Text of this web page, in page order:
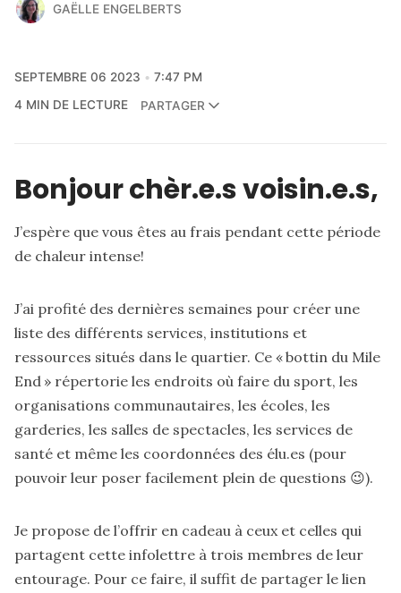
GAËLLE ENGELBERTS
SEPTEMBRE 06 2023
7:47 PM
4 MIN DE LECTURE
PARTAGER
Bonjour chèr.e.s voisin.e.s,
J’espère que vous êtes au frais pendant cette période
de chaleur intense!
J’ai profité des dernières semaines pour créer une
liste des différents services, institutions et
ressources situés dans le quartier. Ce « bottin du Mile
End » répertorie les endroits où faire du sport, les
organisations communautaires, les écoles, les
garderies, les salles de spectacles, les services de
santé et même les coordonnées des élu.es (pour
pouvoir leur poser facilement plein de questions 😉).
Je propose de l’offrir en cadeau à ceux et celles qui
partagent cette infolettre à trois membres de leur
entourage. Pour ce faire, il suffit de partager le lien